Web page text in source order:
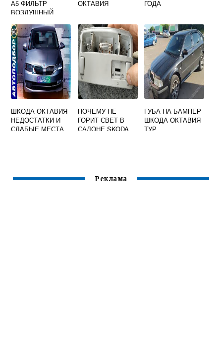
А5 ФИЛЬТР
ВОЗДУШНЫЙ
ОКТАВИЯ ГОДА
ШКОДА ОКТАВИЯ
НЕДОСТАТКИ И
СЛАБЫЕ МЕСТА
ПОЧЕМУ НЕ
ГОРИТ СВЕТ В
САЛОНЕ SKODA
ГУБА НА БАМПЕР
ШКОДА ОКТАВИЯ
ТУР
Реклама